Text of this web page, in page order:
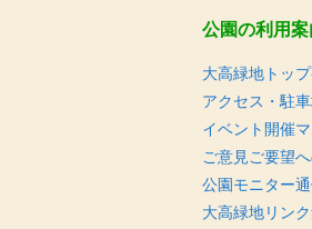
公園の利用案
大高緑地トッ
アクセス・駐
イベント開催
ご意見ご要望
公園モニター
大高緑地リン